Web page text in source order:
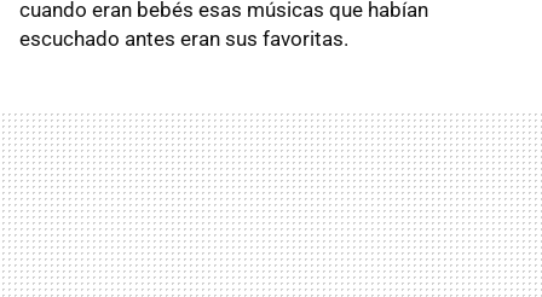
cuando eran bebés esas músicas que habían
escuchado antes eran sus favoritas.